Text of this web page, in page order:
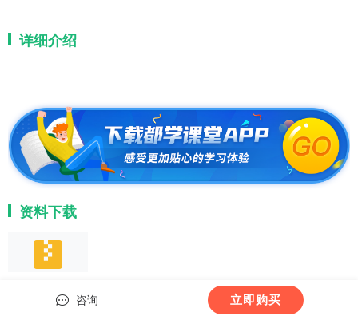
详细介绍
资料下载
咨询 立即购买